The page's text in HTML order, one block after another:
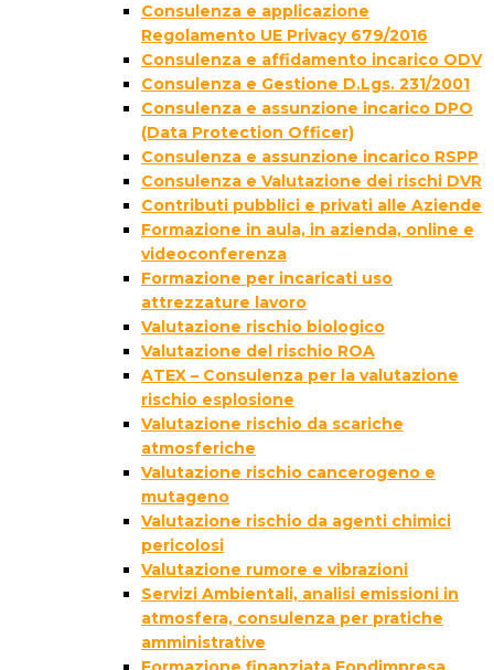
Consulenza e applicazione
Regolamento UE Privacy 679/2016
Consulenza e affidamento incarico ODV
Consulenza e Gestione D.Lgs. 231/2001
Consulenza e assunzione incarico DPO
(Data Protection Officer)
Consulenza e assunzione incarico RSPP
Consulenza e Valutazione dei rischi DVR
Contributi pubblici e privati alle Aziende
Formazione in aula, in azienda, online e
videoconferenza
Formazione per incaricati uso
attrezzature lavoro
Valutazione rischio biologico
Valutazione del rischio ROA
ATEX – Consulenza per la valutazione
rischio esplosione
Valutazione rischio da scariche
atmosferiche
Valutazione rischio cancerogeno e
mutageno
Valutazione rischio da agenti chimici
pericolosi
Valutazione rumore e vibrazioni
Servizi Ambientali, analisi emissioni in
atmosfera, consulenza per pratiche
amministrative